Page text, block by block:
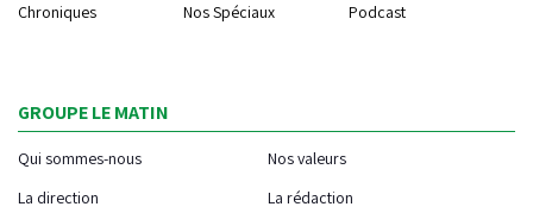
Chroniques
Nos Spéciaux Podcast
GROUPE LE MATIN
Qui sommes-nous
Nos valeurs
La direction
La rédaction